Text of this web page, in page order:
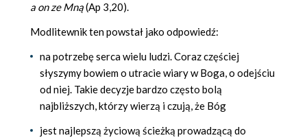
a on ze Mną(Ap 3,20).
Modlitewnik ten powstał jako odpowiedź:
na potrzebę serca wielu ludzi. Coraz częściej
słyszymy bowiem o utracie wiary w Boga, o odejściu
od niej. Takie decyzje bardzo często bolą
najbliższych, którzy wierzą i czują, że Bóg
jest najlepszą życiową ścieżką prowadzącą do